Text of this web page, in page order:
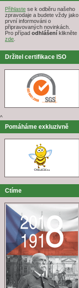
Přihlaste se k odběru našeho
zpravodaje a budete vždy jako
první informováni o
připravovaných novinkách.
Pro případ odhlášení klikněte
zde.
Držitel certifikace ISO
^
Pomáháme exkluzivně
Ctíme